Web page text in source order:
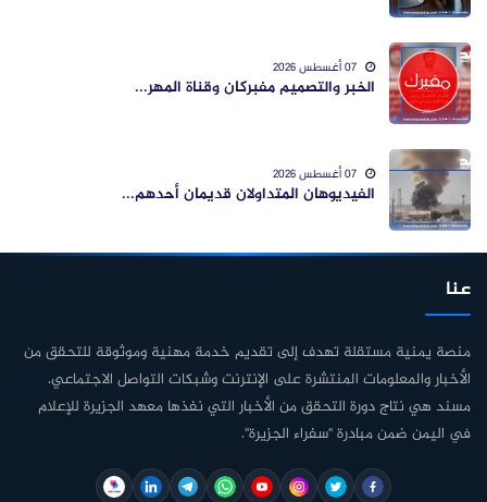
الخبر والتصميم مفبركان وقناة المهر...
الفيديوهان المتداولان قديمان أحدهم...
عنا
منصة يمنية مستقلة تهدف إلى تقديم خدمة مهنية وموثوقة للتحقق من
الأخبار والمعلومات المنتشرة على الإنترنت وشبكات التواصل الاجتماعي.
مسند هي نتاج دورة التحقق من الأخبار التي نفذها معهد الجزيرة للإعلام
في اليمن ضمن مبادرة "سفراء الجزيرة".